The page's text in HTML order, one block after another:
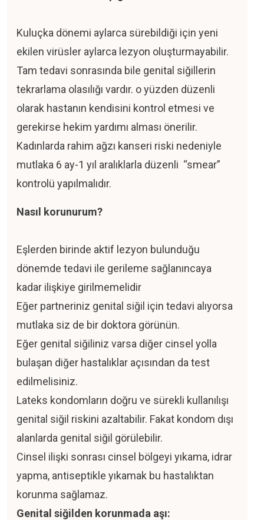
Kuluçka dönemi aylarca sürebildiği için yeni
ekilen virüsler aylarca lezyon oluşturmayabilir.
Tam tedavi sonrasında bile genital siğillerin
tekrarlama olasılığı vardır. o yüzden düzenli
olarak hastanın kendisini kontrol etmesi ve
gerekirse hekim yardımı alması önerilir.
Kadınlarda rahim ağzı kanseri riski nedeniyle
mutlaka 6 ay-1 yıl aralıklarla düzenli “smear”
kontrolü yapılmalıdır.
Nasıl korunurum?
Eşlerden birinde aktif lezyon bulunduğu
dönemde tedavi ile gerileme sağlanıncaya
kadar ilişkiye girilmemelidir
Eğer partneriniz genital siğil için tedavi alıyorsa
mutlaka siz de bir doktora görünün.
Eğer genital siğiliniz varsa diğer cinsel yolla
bulaşan diğer hastalıklar açısından da test
edilmelisiniz.
Lateks kondomların doğru ve sürekli kullanılışı
genital siğil riskini azaltabilir. Fakat kondom dışı
alanlarda genital siğil görülebilir.
Cinsel ilişki sonrası cinsel bölgeyi yıkama, idrar
yapma, antiseptikle yıkamak bu hastalıktan
korunma sağlamaz.
Genital siğilden korunmada aşı: